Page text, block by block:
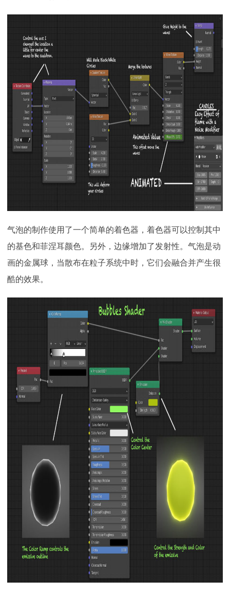
气泡的制作使用了一个简单的着色器，着色器可以控制其中
的基色和菲涅耳颜色。另外，边缘增加了发射性。气泡是动
画的金属球，当散布在粒子系统中时，它们会融合并产生很
酷的效果。